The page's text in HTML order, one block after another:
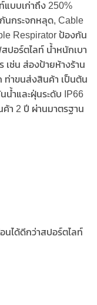
แบบเก่าถึง 250%
นกระจกหลุด, Cable
Respirator ป้องกัน
ปอร์ตไลท์ น้ำหนักเบา
เช่น ส่องป้ายห้างร้าน
ท่าขนส่งสินค้า เป็นต้น
น้ำและฝุ่นระดับ IP66
ค้า 2 ปี ผ่านมาตรฐาน
นได้ดีกว่าสปอร์ตไลท์